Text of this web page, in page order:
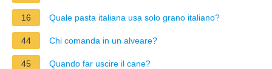
16 Quale pasta italiana usa solo grano italiano?
44 Chi comanda in un alveare?
45 Quando far uscire il cane?